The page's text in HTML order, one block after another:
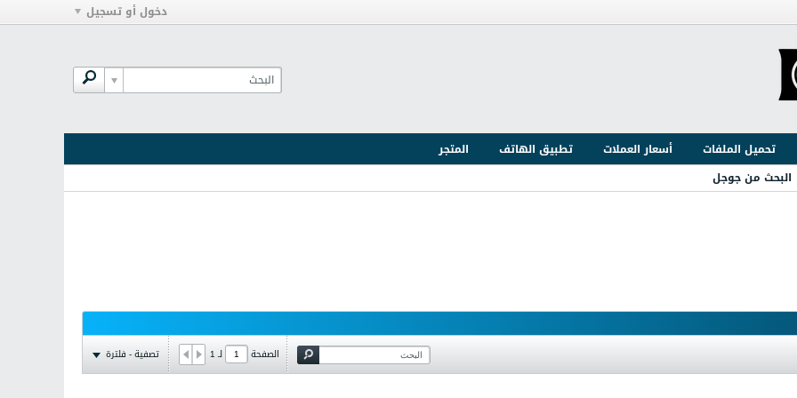
دخول أو تسجيل
تحميل الملفات أسعار العملات تطبيق الهاتف
المتجر
البحث من جوجل
الصفحة لـ1 تصفية - فلترة